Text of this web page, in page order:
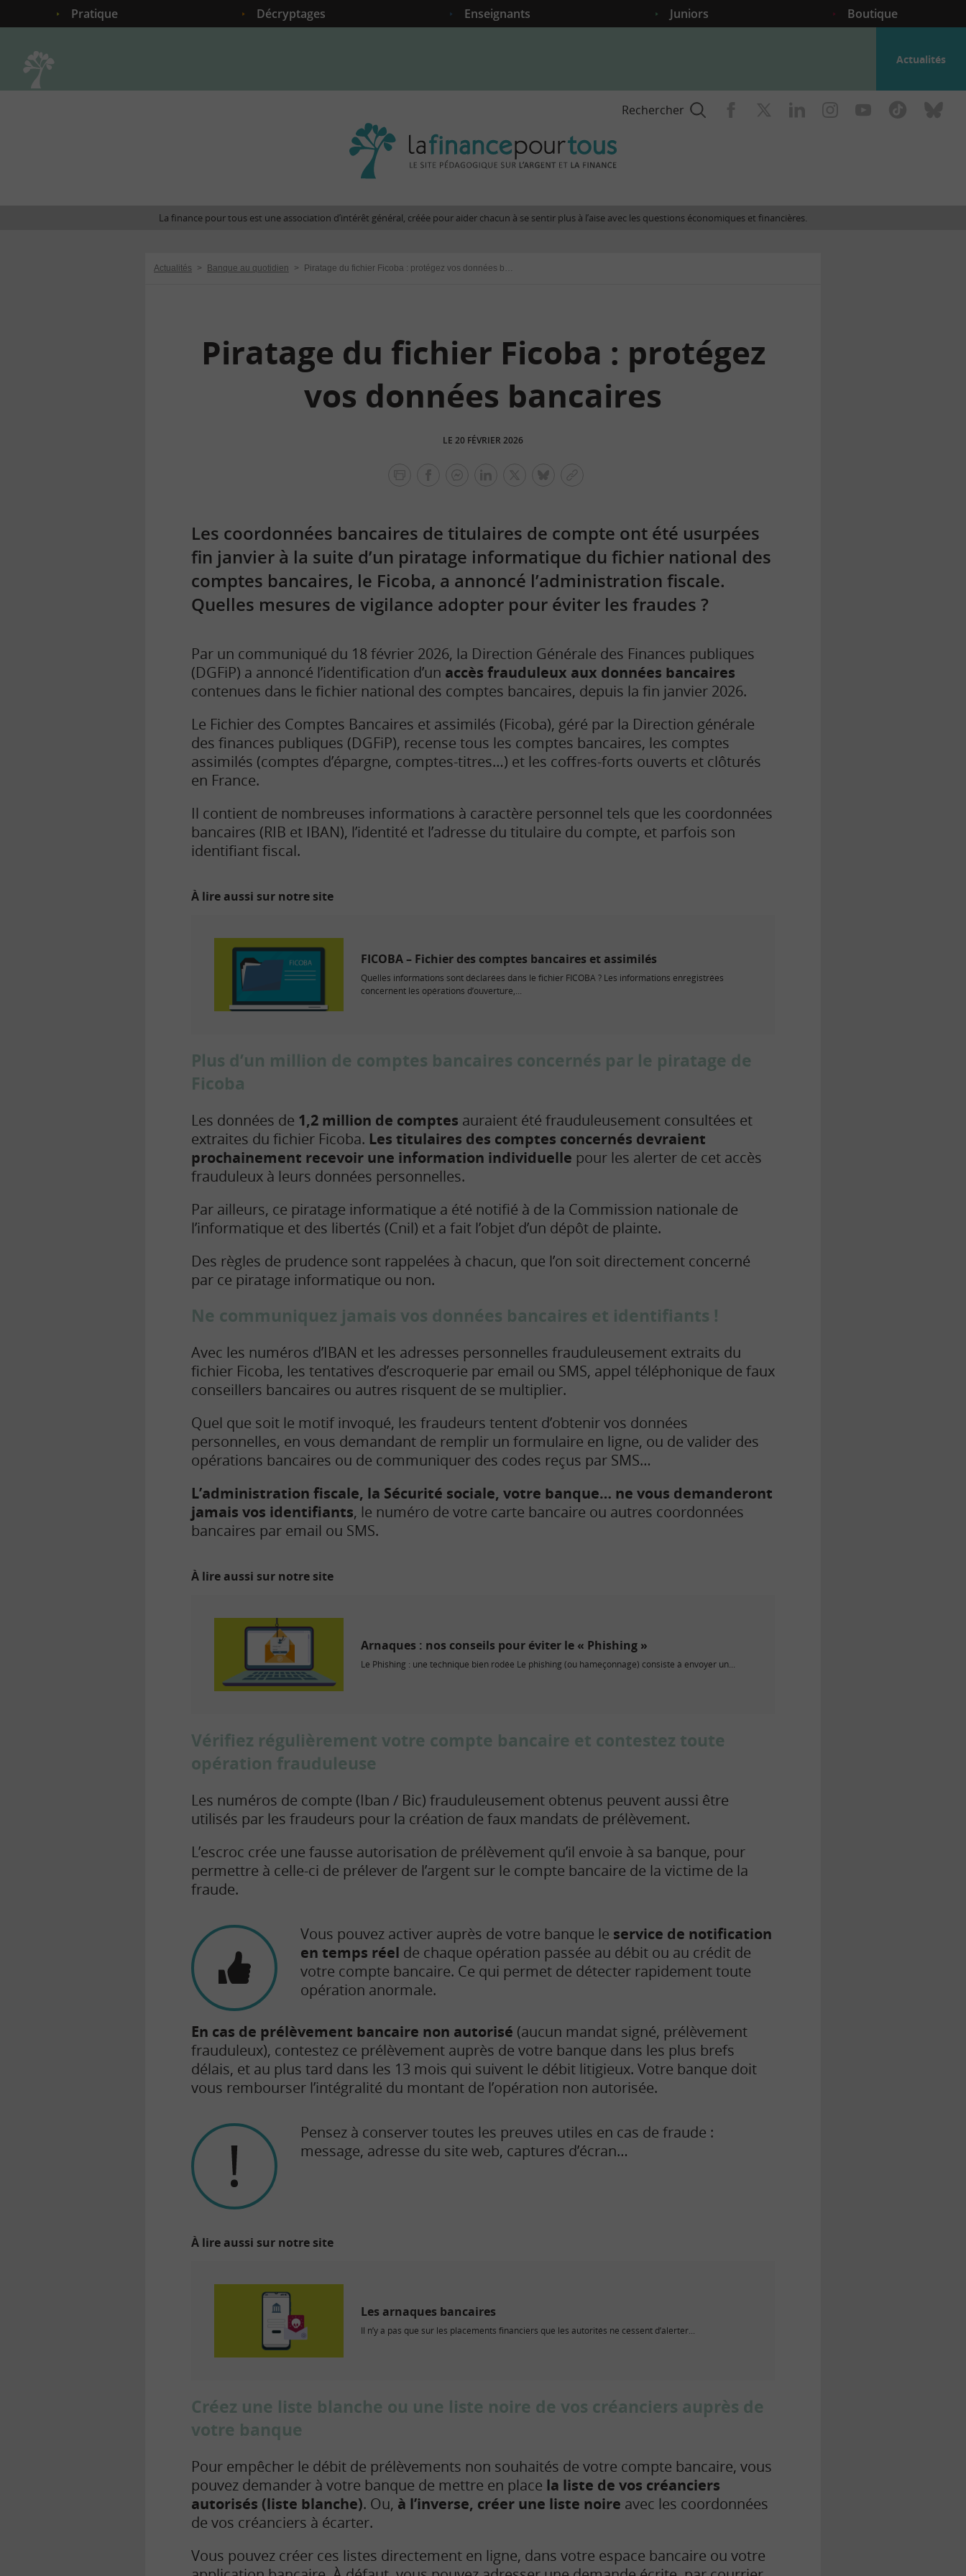
Pratique Décryptages Enseignants Juniors Boutique
Actualités
Rechercher
finance
site
La finance pour tous est une association d’intérêt général, créée pour aider chacun à se sentir plus à l’aise avec les questions économiques et financières.
Actualités > Banque au quotidien > Piratage du fichier Ficoba : protégez vos données bancaires
Piratage du fichier Ficoba : protégez
vos données bancaires
LE 20 FÉVRIER 2026
Les coordonnées bancaires de titulaires de compte ont été usurpées
fin janvier à la suite d’un piratage informatique du fichier national des
comptes bancaires, le Ficoba, a annoncé l’administration fiscale.
Quelles mesures de vigilance adopter pour éviter les fraudes ?
Par un communiqué du 18 février 2026, la Direction Générale des Finances publiques
(DGFiP) a annoncé l’identification d’un accès frauduleux aux données bancaires
contenues dans le fichier national des comptes bancaires, depuis la fin janvier 2026.
Le Fichier des Comptes Bancaires et assimilés (Ficoba), géré par la Direction générale
des finances publiques (DGFiP), recense tous les comptes bancaires, les comptes
assimilés (comptes d’épargne, comptes-titres…) et les coffres-forts ouverts et clôturés
en France.
Il contient de nombreuses informations à caractère personnel tels que les coordonnées
bancaires (RIB et IBAN), l’identité et l’adresse du titulaire du compte, et parfois son
identifiant fiscal.
À lire aussi sur notre site
FICOBA – Fichier des comptes bancaires et assimilés
Quelles informations sont déclarées dans le fichier FICOBA ? Les informations enregistrées
concernent les opérations d’ouverture,...
Plus d’un million de comptes bancaires concernés par le piratage de
Ficoba
Les données de 1,2 million de comptes auraient été frauduleusement consultées et
extraites du fichier Ficoba. Les titulaires des comptes concernés devraient
prochainement recevoir une information individuelle pour les alerter de cet accès
frauduleux à leurs données personnelles.
Par ailleurs, ce piratage informatique a été notifié à de la Commission nationale de
l’informatique et des libertés (Cnil) et a fait l’objet d’un dépôt de plainte.
Des règles de prudence sont rappelées à chacun, que l’on soit directement concerné
par ce piratage informatique ou non.
Ne communiquez jamais vos données bancaires et identifiants !
Avec les numéros d’IBAN et les adresses personnelles frauduleusement extraits du
fichier Ficoba, les tentatives d’escroquerie par email ou SMS, appel téléphonique de faux
conseillers bancaires ou autres risquent de se multiplier.
Quel que soit le motif invoqué, les fraudeurs tentent d’obtenir vos données
personnelles, en vous demandant de remplir un formulaire en ligne, ou de valider des
opérations bancaires ou de communiquer des codes reçus par SMS…
L’administration fiscale, la Sécurité sociale, votre banque… ne vous demanderont
jamais vos identifiants, le numéro de votre carte bancaire ou autres coordonnées
bancaires par email ou SMS.
À lire aussi sur notre site
Arnaques : nos conseils pour éviter le « Phishing »
Le Phishing : une technique bien rodée Le phishing (ou hameçonnage) consiste à envoyer un...
Vérifiez régulièrement votre compte bancaire et contestez toute
opération frauduleuse
Les numéros de compte (Iban / Bic) frauduleusement obtenus peuvent aussi être
utilisés par les fraudeurs pour la création de faux mandats de prélèvement.
L’escroc crée une fausse autorisation de prélèvement qu’il envoie à sa banque, pour
permettre à celle-ci de prélever de l’argent sur le compte bancaire de la victime de la
fraude.
Vous pouvez activer auprès de votre banque le service de notification
en temps réel de chaque opération passée au débit ou au crédit de
votre compte bancaire. Ce qui permet de détecter rapidement toute
opération anormale.
En cas de prélèvement bancaire non autorisé (aucun mandat signé, prélèvement
frauduleux), contestez ce prélèvement auprès de votre banque dans les plus brefs
délais, et au plus tard dans les 13 mois qui suivent le débit litigieux. Votre banque doit
vous rembourser l’intégralité du montant de l’opération non autorisée.
Pensez à conserver toutes les preuves utiles en cas de fraude :
message, adresse du site web, captures d’écran…
À lire aussi sur notre site
Les arnaques bancaires
Il n’y a pas que sur les placements financiers que les autorités ne cessent d’alerter...
Créez une liste blanche ou une liste noire de vos créanciers auprès de
votre banque
Pour empêcher le débit de prélèvements non souhaités de votre compte bancaire, vous
pouvez demander à votre banque de mettre en place la liste de vos créanciers
autorisés (liste blanche). Ou, à l’inverse, créer une liste noire avec les coordonnées
de vos créanciers à écarter.
Vous pouvez créer ces listes directement en ligne, dans votre espace bancaire ou votre